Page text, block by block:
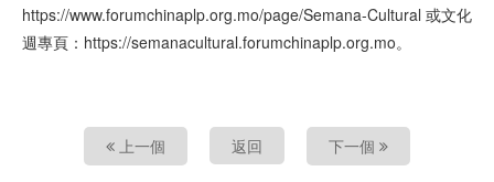
https://www.forumchinaplp.org.mo/page/Semana-Cultural 或文化
週專頁：https://semanacultural.forumchinaplp.org.mo。
上一個 返回 下一個